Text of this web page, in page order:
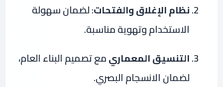
نظام الإغلاق والفتحات: لضمان سهولة
الاستخدام وتهوية مناسبة.
التنسيق المعماريمع تصميم البناء العام،
لضمان الانسجام البصري.